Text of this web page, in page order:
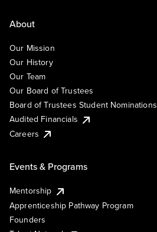
About
Our Mission
Our History
Our Team
Our Board of Trustees
Board of Trustees Student Nominations
Audited Financials
Careers
Events & Programs
Mentorship
Apprenticeship Pathway Program
Founders